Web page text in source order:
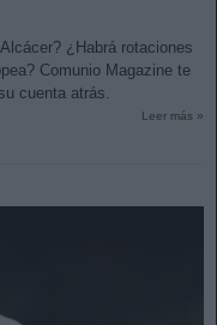
¿Habrá rotaciones
Comunio Magazine te
cuenta atrás.
Leer más »